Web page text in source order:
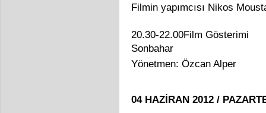
Filmin yapımcısı Nikos
20.30-22.00Film Gösterimi
Sonbahar
Yönetmen: Özcan Alper
04 HAZİRAN 2012 /